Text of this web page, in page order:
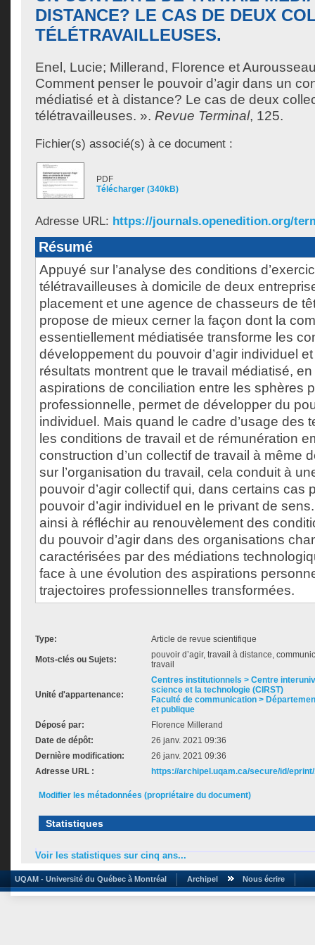
DISTANCE? LE CAS DE DEUX
TÉLÉTRAVAILLEUSES.
Enel, Lucie; Millerand, Florence et
Comment penser le pouvoir d’agir dans un
médiatisé et à distance? Le cas de deux
télétravailleuses. ». Revue Terminal, 125.
Fichier(s) associé(s) à ce document :
PDF
Télécharger (340kB)
Adresse URL: https://journals.openedition.org/
Résumé
Appuyé sur l’analyse des conditions
télétravailleuses à domicile de deux
placement et une agence de chasseurs de
propose de mieux cerner la façon dont la
essentiellement médiatisée transforme les
développement du pouvoir d’agir individuel
résultats montrent que le travail médiatisé,
aspirations de conciliation entre les sphères
professionnelle, permet de développer du
individuel. Mais quand le cadre d’usage des
les conditions de travail et de rémunération
construction d’un collectif de travail à même
sur l’organisation du travail, cela conduit à
pouvoir d’agir collectif qui, dans certains cas
pouvoir d’agir individuel en le privant de
ainsi à réfléchir au renouvèlement des
du pouvoir d’agir dans des organisations
caractérisées par des médiations
face à une évolution des aspirations
trajectoires professionnelles transformées.
Type: Article de revue scientifique
Mots-clés ou Sujets:
pouvoir d’agir, travail à distance,
travail
Unité d'appartenance:
Centres institutionnels > Centre
science et la technologie (CIRST)
Faculté de communication >
et publique
Déposé par:
Florence Millerand
Date de dépôt:
26 janv. 2021 09:36
Dernière modification:
26 janv. 2021 09:36
Adresse URL :
https://archipel.uqam.ca/secure/id/
Modifier les métadonnées (propriétaire du document)
Statistiques
Voir les statistiques sur cinq ans...
UQAM - Université du Québec à Montréal Archipel Nous écrire